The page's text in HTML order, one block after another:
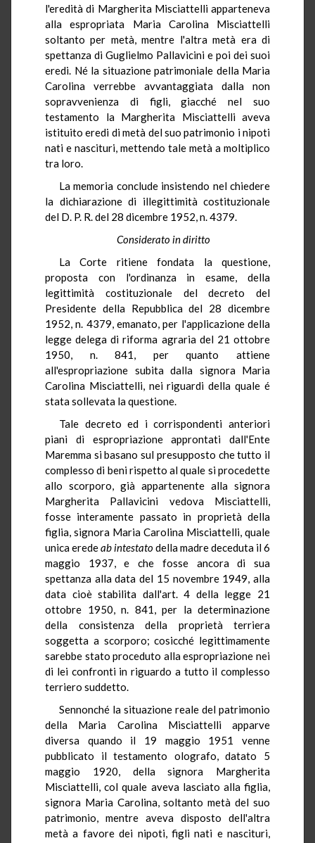
l'eredità di Margherita Misciattelli apparteneva
alla espropriata Maria Carolina Misciattelli
soltanto per metà, mentre l'altra metà era di
spettanza di Guglielmo Pallavicini e poi dei suoi
eredi. Né la situazione patrimoniale della Maria
Carolina verrebbe avvantaggiata dalla non
sopravvenienza di figli, giacché nel suo
testamento la Margherita Misciattelli aveva
istituito eredi di metà del suo patrimonio i nipoti
nati e nascituri, mettendo tale metà a moltiplico
tra loro.
La memoria conclude insistendo nel chiedere
la dichiarazione di illegittimità costituzionale
del D. P. R. del 28 dicembre 1952, n. 4379.
Considerato in diritto
La Corte ritiene fondata la questione,
proposta con l'ordinanza in esame, della
legittimità costituzionale del decreto del
Presidente della Repubblica del 28 dicembre
1952, n. 4379, emanato, per l'applicazione della
legge delega di riforma agraria del 21 ottobre
1950, n. 841, per quanto attiene
all'espropriazione subita dalla signora Maria
Carolina Misciattelli, nei riguardi della quale é
stata sollevata la questione.
Tale decreto ed i corrispondenti anteriori
piani di espropriazione approntati dall'Ente
Maremma si basano sul presupposto che tutto il
complesso di beni rispetto al quale si procedette
allo scorporo, già appartenente alla signora
Margherita Pallavicini vedova Misciattelli,
fosse interamente passato in proprietà della
figlia, signora Maria Carolina Misciattelli, quale
unica eredeab intestatodella madre deceduta il 6
maggio 1937, e che fosse ancora di sua
spettanza alla data del 15 novembre 1949, alla
data cioè stabilita dall'art. 4 della legge 21
ottobre 1950, n. 841, per la determinazione
della consistenza della proprietà terriera
soggetta a scorporo; cosicché legittimamente
sarebbe stato proceduto alla espropriazione nei
di lei confronti in riguardo a tutto il complesso
terriero suddetto.
Sennonché la situazione reale del patrimonio
della Maria Carolina Misciattelli apparve
diversa quando il 19 maggio 1951 venne
pubblicato il testamento olografo, datato 5
maggio 1920, della signora Margherita
Misciattelli, col quale aveva lasciato alla figlia,
signora Maria Carolina, soltanto metà del suo
patrimonio, mentre aveva disposto dell'altra
metà a favore dei nipoti, figli nati e nascituri,